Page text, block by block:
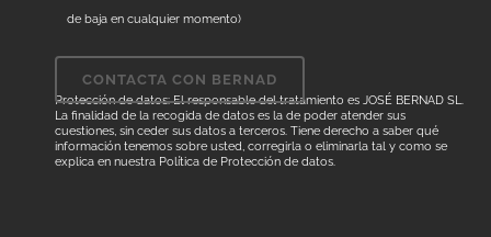
de baja en cualquier momento)
Protección de datos: El responsable del tratamiento es JOSÉ BERNAD SL.
La finalidad de la recogida de datos es la de poder atender sus
cuestiones, sin ceder sus datos a terceros. Tiene derecho a saber qué
información tenemos sobre usted, corregirla o eliminarla tal y como se
explica en nuestra Política de Protección de datos